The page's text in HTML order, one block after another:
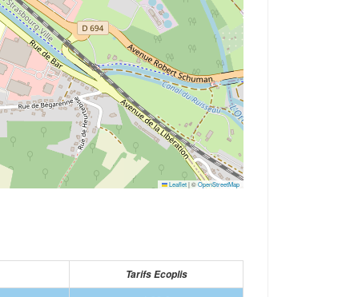
Leaflet|©OpenStreetMap
Tarifs Ecoplis